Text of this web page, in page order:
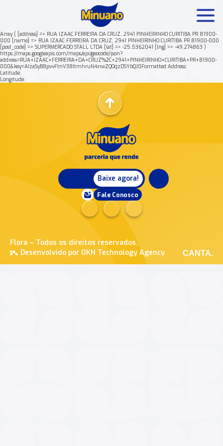
Array ( [address] => RUA IZAAC FERREIRA DA CRUZ, 2941 PINHEIRINHO CURITIBA PR 81900-
000 [name] => RUA IZAAC FERREIRA DA CRUZ, 2941 PINHEIRINHO CURITIBA PR 81900-000
[post_code] => SUPERMERCADO STALL LTDA [lat] => -25.5362041 [lng] => -49.274863 )
https://maps.googleapis.com/maps/api/geocode/json?
address=RUA+IZAAC+FERREIRA+DA+CRUZ%2C+2941+PINHEIRINHO+CURITIBA+PR+81900-
000&key=AIzaSyB8pvvFtnV38ItmhruN4nwZQOqzDSYbQJ0Formatted Address:
Latitude:
Longitude:
Baixe agora!
Fale Conosco
Flora – Todos os direitos reservados.
Desenvolvido por OKN Technology Agency
CANTA.
Mais buscados: Produtos Minuano Rende +
Nossa história